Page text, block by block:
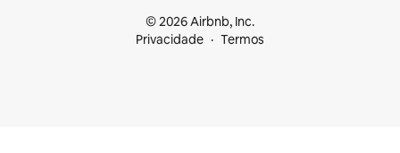
© 2026 Airbnb, Inc.
Privacidade
Termos